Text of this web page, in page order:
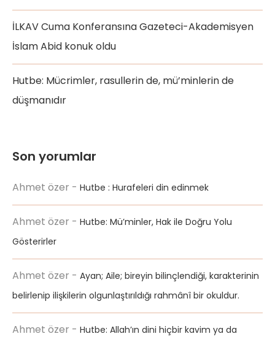
İLKAV Cuma Konferansına Gazeteci-Akademisyen
İslam Abid konuk oldu
Hutbe: Mücrimler, rasullerin de, mü’minlerin de
düşmanıdır
Son yorumlar
Ahmet özer - Hutbe : Hurafeleri din edinmek
Ahmet özer - Hutbe: Mü’minler, Hak ile Doğru Yolu
Gösterirler
Ahmet özer - Ayan; Aile; bireyin bilinçlendiği, karakterinin
belirlenip ilişkilerin olgunlaştırıldığı rahmânî bir okuldur.
Ahmet özer - Hutbe: Allah’ın dini hiçbir kavim ya da